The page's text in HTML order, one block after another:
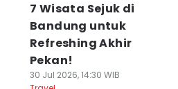
7 Wisata Sejuk di
Bandung untuk
Refreshing Akhir
Pekan!
30 Jul 2026, 14:30 WIB